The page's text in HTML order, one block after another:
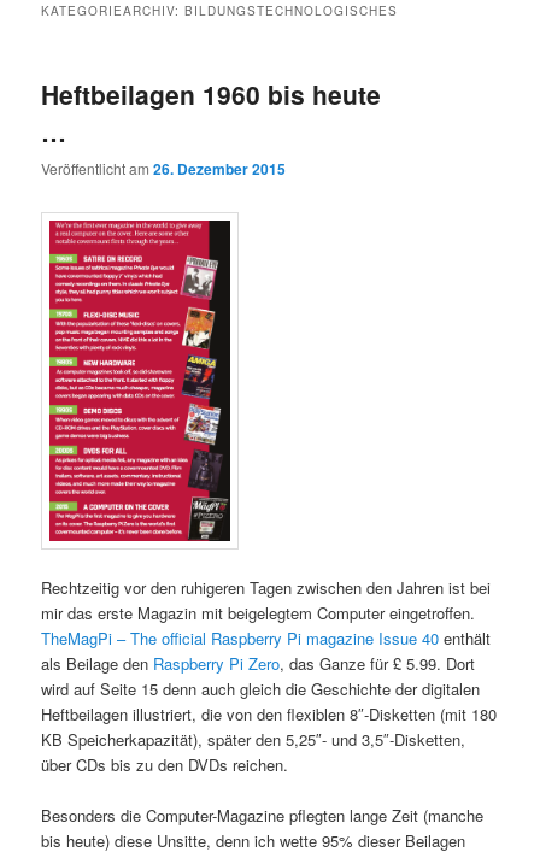
KATEGORIEARCHIV:BILDUNGSTECHNOLOGISCHES
Heftbeilagen 1960 bis heute
…
Veröffentlicht am26. Dezember 2015
Rechtzeitig vor den ruhigeren Tagen zwischen den Jahren ist bei
mir das erste Magazin mit beigelegtem Computer eingetroffen.
TheMagPi – The official Raspberry Pi magazine Issue 40 enthält
als Beilage den Raspberry Pi Zero, das Ganze für £ 5.99. Dort
wird auf Seite 15 denn auch gleich die Geschichte der digitalen
Heftbeilagen illustriert, die von den flexiblen 8″-Disketten (mit 180
KB Speicherkapazität), später den 5,25″- und 3,5″-Disketten,
über CDs bis zu den DVDs reichen.
Besonders die Computer-Magazine pflegten lange Zeit (manche
bis heute) diese Unsitte, denn ich wette 95% dieser Beilagen